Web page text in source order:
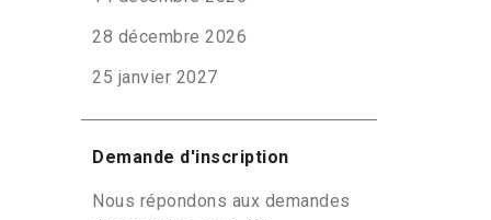
28 décembre 2026
25 janvier 2027
Demande d'inscription
Nous répondons aux demandes